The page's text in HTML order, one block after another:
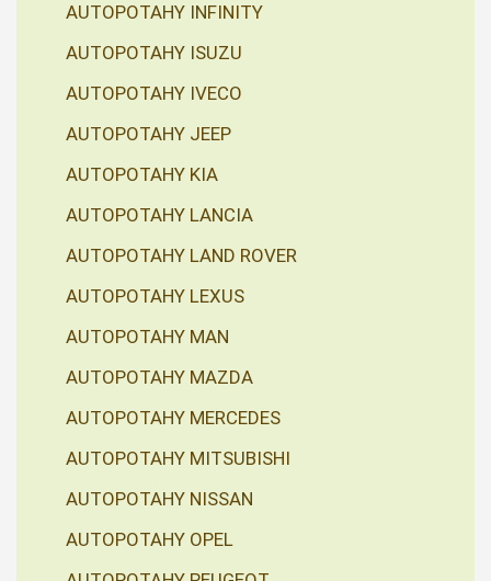
AUTOPOTAHY INFINITY
AUTOPOTAHY ISUZU
AUTOPOTAHY IVECO
AUTOPOTAHY JEEP
AUTOPOTAHY KIA
AUTOPOTAHY LANCIA
AUTOPOTAHY LAND ROVER
AUTOPOTAHY LEXUS
AUTOPOTAHY MAN
AUTOPOTAHY MAZDA
AUTOPOTAHY MERCEDES
AUTOPOTAHY MITSUBISHI
AUTOPOTAHY NISSAN
AUTOPOTAHY OPEL